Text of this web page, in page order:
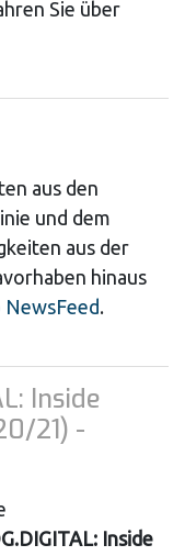
Sie über
aus den
und dem
aus der
hinaus
NewsFeed.
Inside
21) -
Inside